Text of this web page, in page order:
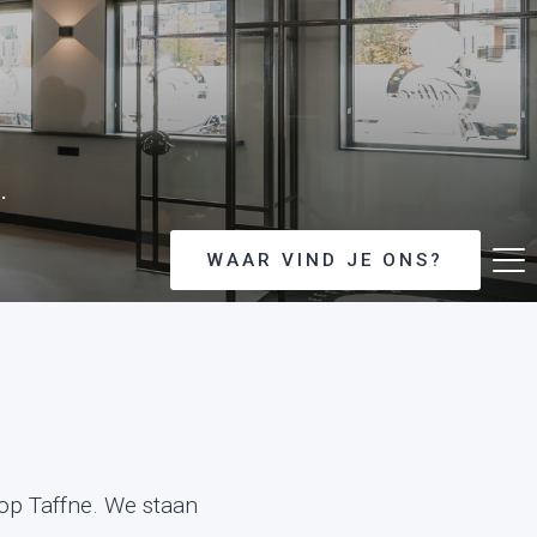
WAAR VIND JE ONS?
Taffne. We staan